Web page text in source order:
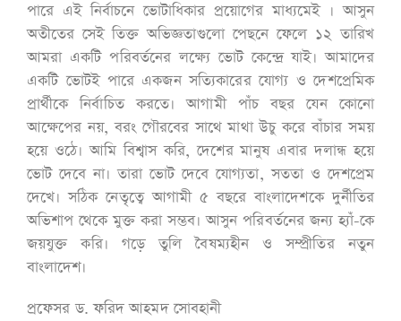
পারে এই নির্বাচনে ভোটাধিকার প্রয়োগের মাধ্যমেই । আসুন
অতীতের সেই তিক্ত অভিজ্ঞতাগুলো পেছনে ফেলে ১২ তারিখ
আমরা একটি পরিবর্তনের লক্ষ্যে ভোট কেন্দ্রে যাই। আমাদের
একটি ভোটই পারে একজন সত্যিকারের যোগ্য ও দেশপ্রেমিক
প্রার্থীকে নির্বাচিত করতে। আগামী পাঁচ বছর যেন কোনো
আক্ষেপের নয়, বরং গৌরবের সাথে মাথা উচু করে বাঁচার সময়
হয়ে ওঠে। আমি বিশ্বাস করি, দেশের মানুষ এবার দলান্ধ হয়ে
ভোট দেবে না। তারা ভোট দেবে যোগ্যতা, সততা ও দেশপ্রেম
দেখে। সঠিক নেতৃত্বে আগামী ৫ বছরে বাংলাদেশকে দুর্নীতির
অভিশাপ থেকে মুক্ত করা সম্ভব। আসুন পরিবর্তনের জন্য হ্যাঁ-কে
জয়যুক্ত করি। গড়ে তুলি বৈষম্যহীন ও সম্প্রীতির নতুন
বাংলাদেশ।
প্রফেসর ড. ফরিদ আহমদ সোবহানী